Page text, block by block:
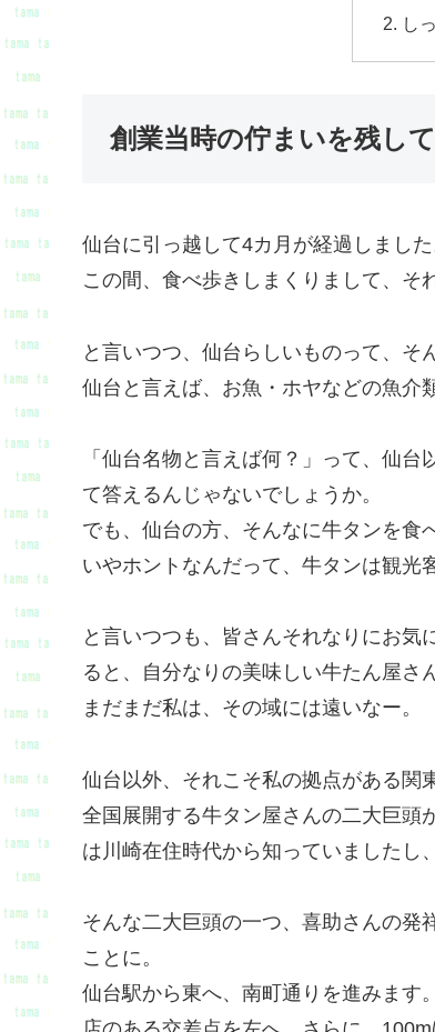
し
創業当時の佇まいを残し
仙台に引っ越して4カ月が経過しました
この間、食べ歩きしまくりまして、そ
と言いつつ、仙台らしいものって、そ
仙台と言えば、お魚・ホヤなどの魚介
「仙台名物と言えば何？」って、仙
て答えるんじゃないでしょうか。
でも、仙台の方、そんなに牛タンを食
いやホントなんだって、牛タンは観光
と言いつつも、皆さんそれなりにお
ると、自分なりの美味しい牛たん屋さ
まだまだ私は、その域には遠いなー。
仙台以外、それこそ私の拠点がある関
全国展開する牛タン屋さんの二大巨頭
は川崎在住時代から知っていましたし
そんな二大巨頭の一つ、喜助さんの発
ことに。
仙台駅から東へ、南町通りを進みます